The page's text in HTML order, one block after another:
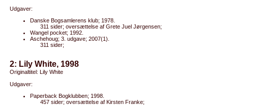
Udgaver:
Danske Bogsamlerens klub; 1978.
311 sider; oversættelse af Grete Juel Jørgensen;
Wangel pocket; 1992.
Aschehoug; 3. udgave; 2007(1).
311 sider;
2: Lily White, 1998
Originaltitel: Lily White
Udgaver:
Paperback Bogklubben; 1998.
457 sider; oversættelse af Kirsten Franke;